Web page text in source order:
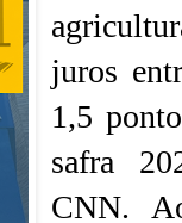
juros
1,5
safra
CNN.